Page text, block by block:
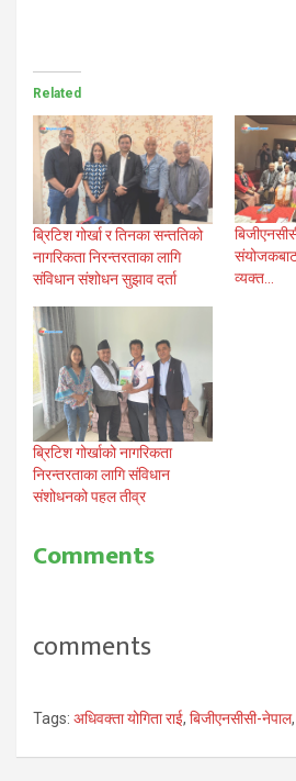
Related
ब्रिटिश गोर्खा र तिनका सन्ततिको
नागरिकता निरन्तरताका लागि
संविधान संशोधन सुझाव दर्ता
व्यक्त…
ब्रिटिश गोर्खाको नागरिकता
निरन्तरताका लागि संविधान
संशोधनको पहल तीव्र
Comments
comments
Tags: अधिवक्ता योगिता राई, बिजीएनसीसी-नेपाल,